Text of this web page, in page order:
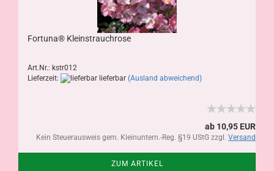
Fortuna® Kleinstrauchrose
Art.Nr.: kstr012
Lieferzeit:
lieferbar (Ausland abweichend)
ab 10,95 EUR
Kein Steuerausweis gem. Kleinuntern.-Reg. §19 UStG zzgl. Versand
ZUM ARTIKEL